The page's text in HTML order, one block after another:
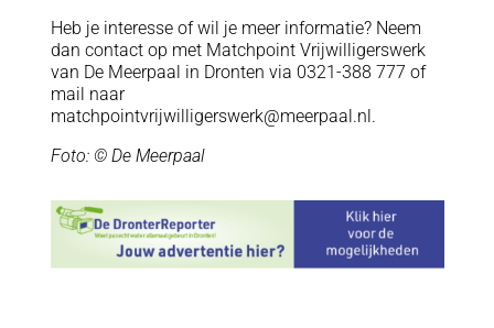
Heb je interesse of wil je meer informatie? Neem
dan contact op met Matchpoint Vrijwilligerswerk
van De Meerpaal in Dronten via 0321-388 777 of
mail naar
matchpointvrijwilligerswerk@meerpaal.nl.
Foto: © De Meerpaal